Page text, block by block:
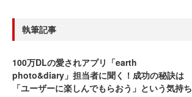
執筆記事
100万DLの愛されアプリ「earth
photo&diary」担当者に聞く！成功の秘訣は
「ユーザーに楽しんでもらおう」という気持ち